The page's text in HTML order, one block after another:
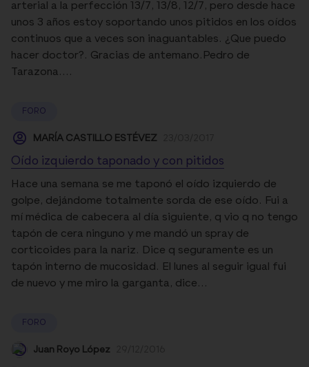
arterial a la perfección 13/7, 13/8, 12/7, pero desde hace
unos 3 años estoy soportando unos pitidos en los oídos
continuos que a veces son inaguantables. ¿Que puedo
hacer doctor?. Gracias de antemano.Pedro de
Tarazona....
FORO
MARÍA CASTILLO ESTÉVEZ
Oído izquierdo taponado y con pitidos
Hace una semana se me taponó el oído izquierdo de
golpe, dejándome totalmente sorda de ese oído. Fui a
mí médica de cabecera al día siguiente, q vio q no tengo
tapón de cera ninguno y me mandó un spray de
corticoides para la nariz. Dice q seguramente es un
tapón interno de mucosidad. El lunes al seguir igual fui
de nuevo y me miro la garganta, dice...
FORO
Juan Royo López